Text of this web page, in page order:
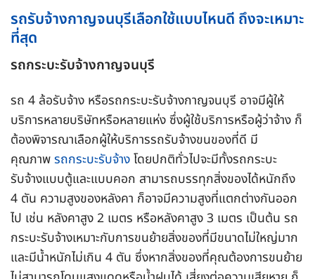
รถรับจ้างกาญจนบุรีเลือกใช้แบบไหนดี ถึงจะเหมาะ
ที่สุด
รถกระบะรับจ้างกาญจนบุรี
รถ 4 ล้อรับจ้าง หรือรถกระบะรับจ้างกาญจนบุรี อาจมีผู้ให้
บริการหลายบริษัทหรือหลายแห่ง ซึ่งผู้ใช้บริการหรือผู้ว่าจ้าง ก็
ต้องพิจารณาเลือกผู้ให้บริการรถรับจ้างขนของที่ดี มี
คุณภาพรถกระบะรับจ้างโดยปกติทั่วไปจะมีทั้งรถกระบะ
รับจ้างแบบตู้และแบบคอก สามารถบรรทุกสิ่งของได้หนักถึง
4 ตัน ความสูงของหลังคา ก็อาจมีความสูงที่แตกต่างกันออก
ไป เช่น หลังคาสูง 2 เมตร หรือหลังคาสูง 3 เมตร เป็นต้น รถ
กระบะรับจ้างเหมาะกับการขนย้ายสิ่งของที่มีขนาดไม่ใหญ่มาก
และมีน้ำหนักไม่เกิน 4 ตัน ซึ่งหากสิ่งของที่คุณต้องการขนย้าย